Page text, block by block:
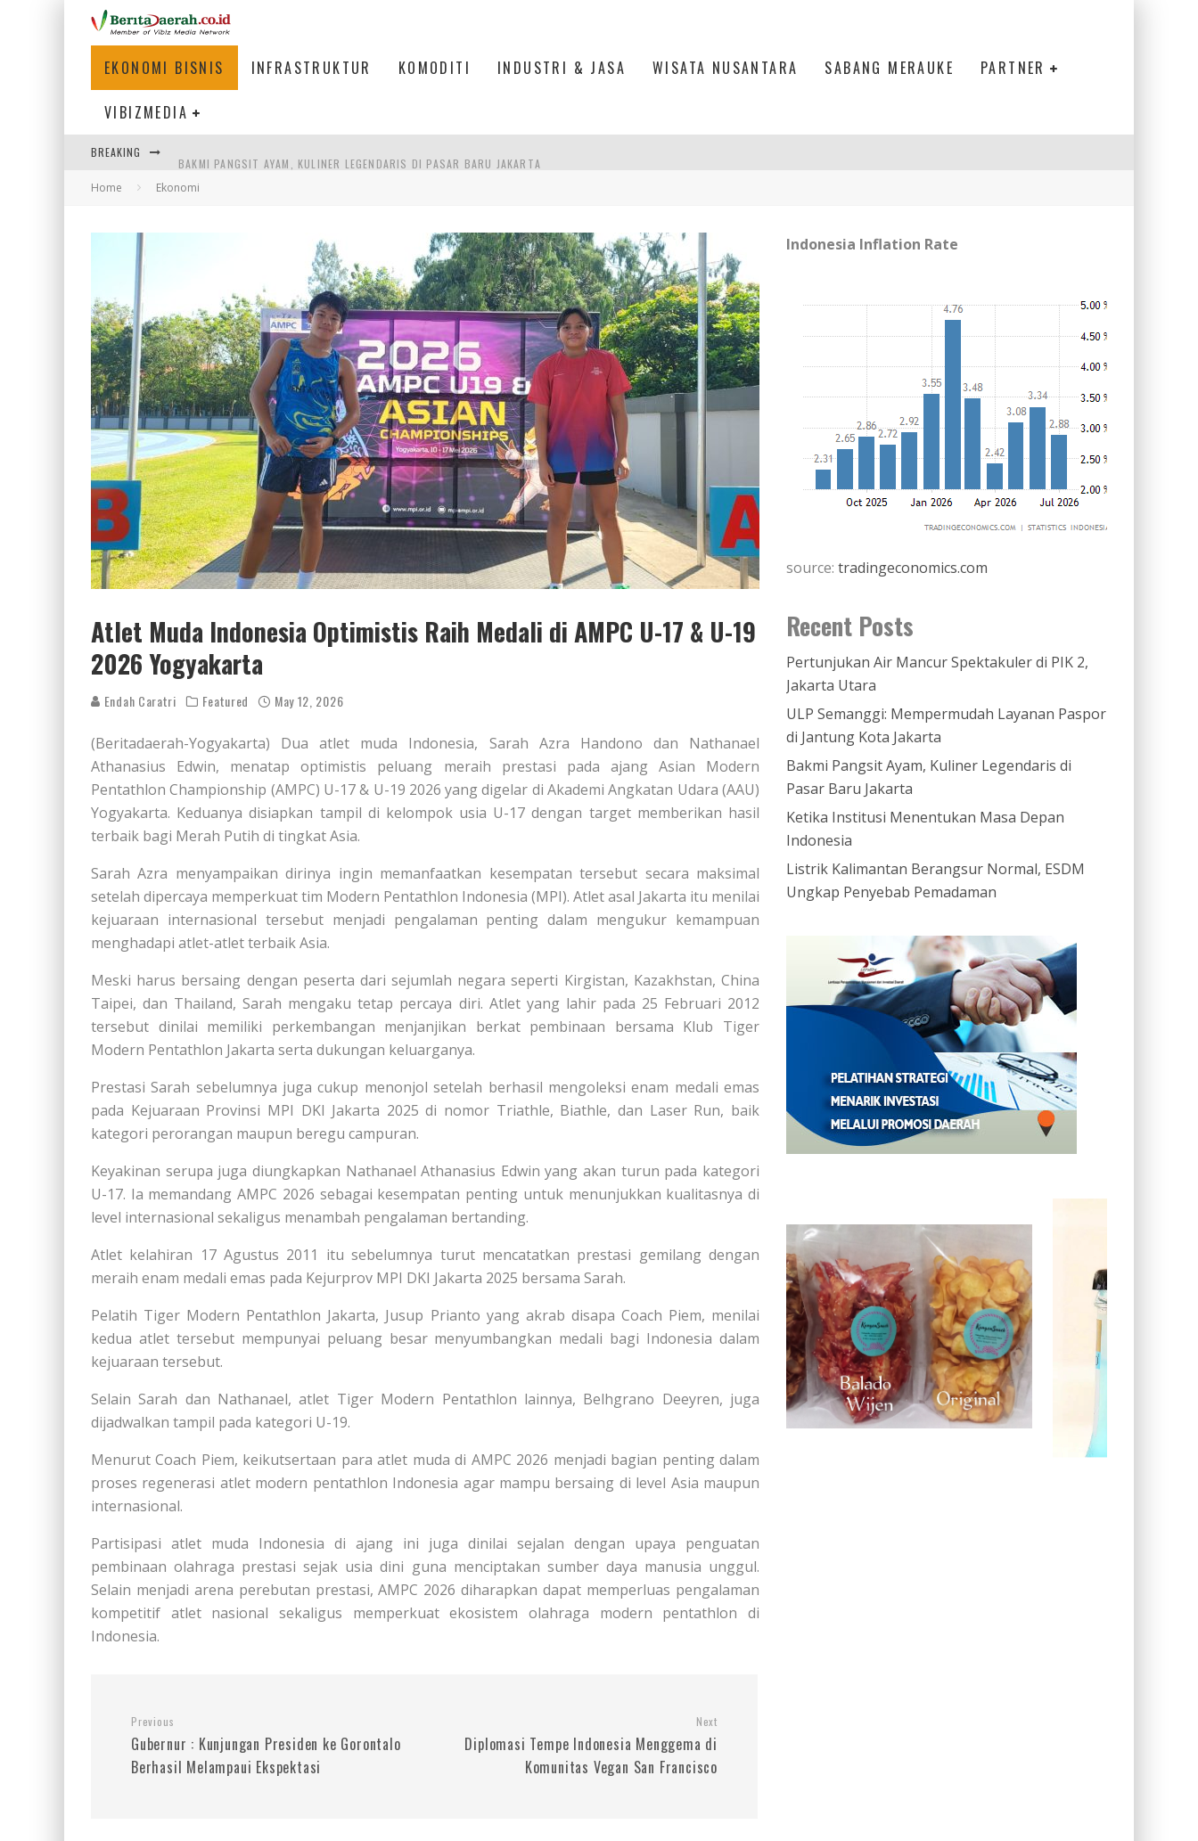
EKONOMI BISNIS INFRASTRUKTUR KOMODITI INDUSTRI & JASA WISATA NUSANTARA SABANG MERAUKE PARTNER
VIBIZMEDIA
BREAKING
KETIKA INSTITUSI MENENTUKAN MASA DEPAN INDONESIA
ULP SEMANGGI: MEMPERMUDAH LAYANAN PASPOR DI JANTUNG KOTA JAKARTA
Home Ekonomi
Atlet Muda Indonesia Optimistis Raih Medali di AMPC U-17 & U-19
2026 Yogyakarta
Endah Caratri Featured May 12, 2026
(Beritadaerah-Yogyakarta) Dua atlet muda Indonesia, Sarah Azra Handono dan Nathanael
Athanasius Edwin, menatap optimistis peluang meraih prestasi pada ajang Asian Modern
Pentathlon Championship (AMPC) U-17 & U-19 2026 yang digelar di Akademi Angkatan Udara (AAU)
Yogyakarta. Keduanya disiapkan tampil di kelompok usia U-17 dengan target memberikan hasil
terbaik bagi Merah Putih di tingkat Asia.
Sarah Azra menyampaikan dirinya ingin memanfaatkan kesempatan tersebut secara maksimal
setelah dipercaya memperkuat tim Modern Pentathlon Indonesia (MPI). Atlet asal Jakarta itu menilai
kejuaraan internasional tersebut menjadi pengalaman penting dalam mengukur kemampuan
menghadapi atlet-atlet terbaik Asia.
Meski harus bersaing dengan peserta dari sejumlah negara seperti Kirgistan, Kazakhstan, China
Taipei, dan Thailand, Sarah mengaku tetap percaya diri. Atlet yang lahir pada 25 Februari 2012
tersebut dinilai memiliki perkembangan menjanjikan berkat pembinaan bersama Klub Tiger
Modern Pentathlon Jakarta serta dukungan keluarganya.
Prestasi Sarah sebelumnya juga cukup menonjol setelah berhasil mengoleksi enam medali emas
pada Kejuaraan Provinsi MPI DKI Jakarta 2025 di nomor Triathle, Biathle, dan Laser Run, baik
kategori perorangan maupun beregu campuran.
Keyakinan serupa juga diungkapkan Nathanael Athanasius Edwin yang akan turun pada kategori
U-17. Ia memandang AMPC 2026 sebagai kesempatan penting untuk menunjukkan kualitasnya di
level internasional sekaligus menambah pengalaman bertanding.
Atlet kelahiran 17 Agustus 2011 itu sebelumnya turut mencatatkan prestasi gemilang dengan
meraih enam medali emas pada Kejurprov MPI DKI Jakarta 2025 bersama Sarah.
Pelatih Tiger Modern Pentathlon Jakarta, Jusup Prianto yang akrab disapa Coach Piem, menilai
kedua atlet tersebut mempunyai peluang besar menyumbangkan medali bagi Indonesia dalam
kejuaraan tersebut.
Selain Sarah dan Nathanael, atlet Tiger Modern Pentathlon lainnya, Belhgrano Deeyren, juga
dijadwalkan tampil pada kategori U-19.
Menurut Coach Piem, keikutsertaan para atlet muda di AMPC 2026 menjadi bagian penting dalam
proses regenerasi atlet modern pentathlon Indonesia agar mampu bersaing di level Asia maupun
internasional.
Partisipasi atlet muda Indonesia di ajang ini juga dinilai sejalan dengan upaya penguatan
pembinaan olahraga prestasi sejak usia dini guna menciptakan sumber daya manusia unggul.
Selain menjadi arena perebutan prestasi, AMPC 2026 diharapkan dapat memperluas pengalaman
kompetitif atlet nasional sekaligus memperkuat ekosistem olahraga modern pentathlon di
Indonesia.
Previous
Gubernur : Kunjungan Presiden ke Gorontalo
Berhasil Melampaui Ekspektasi
Next
Diplomasi Tempe Indonesia Menggema di
Komunitas Vegan San Francisco
Indonesia Inflation Rate
source: tradingeconomics.com
Recent Posts
Pertunjukan Air Mancur Spektakuler di PIK 2,
Jakarta Utara
ULP Semanggi: Mempermudah Layanan Paspor
di Jantung Kota Jakarta
Bakmi Pangsit Ayam, Kuliner Legendaris di
Pasar Baru Jakarta
Ketika Institusi Menentukan Masa Depan
Indonesia
Listrik Kalimantan Berangsur Normal, ESDM
Ungkap Penyebab Pemadaman